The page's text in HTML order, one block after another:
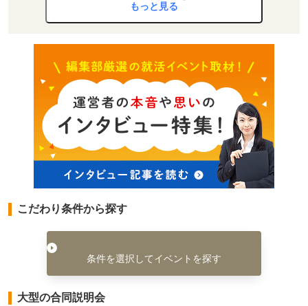
もっと見る
こだわり条件から探す
条件を選択してイベントを探す
大型の合同説明会